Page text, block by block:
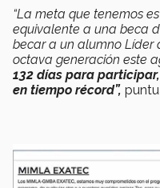
“La meta que tenemos
equivalente a una beca
becar a un alumno Líder
octava generación este
132 días para
en tiempo récord”,